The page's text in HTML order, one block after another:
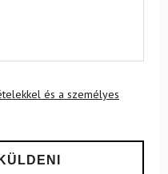
és a személyes